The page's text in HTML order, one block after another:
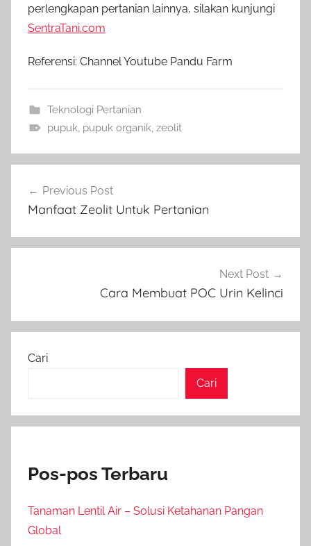
perlengkapan pertanian lainnya, silakan kunjungi
SentraTani.com
Referensi: Channel Youtube Pandu Farm
Teknologi Pertanian
pupuk, pupuk organik, zeolit
pos
Previous Post
Manfaat Zeolit Untuk Pertanian
Next Post
Cara Membuat POC Urin Kelinci
Cari
Cari
Pos-pos Terbaru
Tanaman Lentil Air – Solusi Ketahanan Pangan
Global